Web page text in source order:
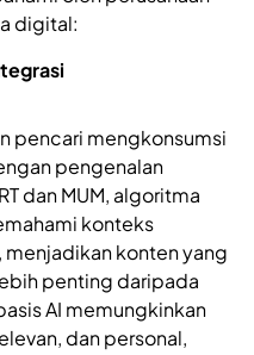
digital:
pencari mengkonsumsi
pengenalan
dan MUM, algoritma
konteks
konten yang
penting daripada
AI memungkinkan
dan personal,